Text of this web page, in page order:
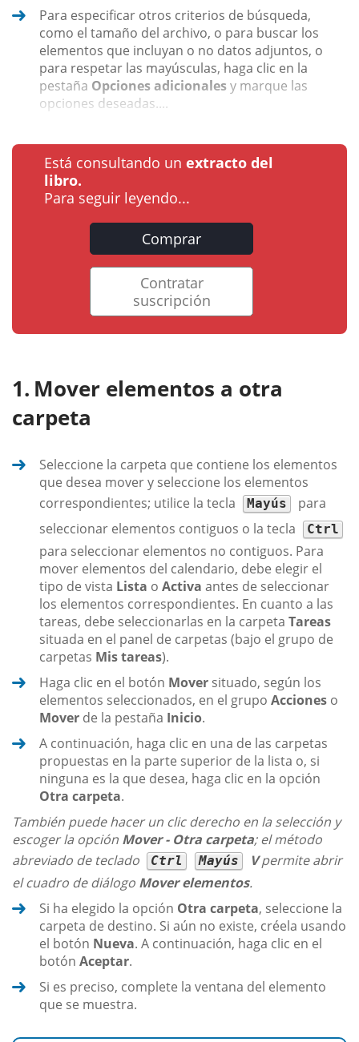
Para especificar otros criterios de búsqueda,
como el tamaño del archivo, o para buscar los
elementos que incluyan o no datos adjuntos, o
para respetar las mayúsculas, haga clic en la
pestaña Opciones adicionalesy marque las
opciones deseadas....
Está consultando un extracto del
libro.
Para seguir leyendo...
Comprar
Contratar
suscripción
Mover elementos a otra
carpeta
Seleccione la carpeta que contiene los elementos
que desea mover y seleccione los elementos
correspondientes; utilice la tecla
Mayús
para
seleccionar elementos contiguos o la tecla
Ctrl
para seleccionar elementos no contiguos. Para
mover elementos del calendario, debe elegir el
tipo de vista Lista o Activa antes de seleccionar
los elementos correspondientes. En cuanto a las
tareas, debe seleccionarlas en la carpeta Tareas
situada en el panel de carpetas (bajo el grupo de
carpetas Mis tareas).
Haga clic en el botón Mover situado, según los
elementos seleccionados, en el grupo Acciones o
Mover de la pestaña Inicio.
A continuación, haga clic en una de las carpetas
propuestas en la parte superior de la lista o, si
ninguna es la que desea, haga clic en la opción
Otra carpeta.
También puede hacer un clic derecho en la selección y
escoger la opción Mover - Otra carpeta; el método
abreviado de teclado
Ctrl Mayús Vpermite abrir
el cuadro de diálogo Mover elementos.
Si ha elegido la opción Otra carpeta, seleccione la
carpeta de destino. Si aún no existe, créela usando
el botón Nueva. A continuación, haga clic en el
botón Aceptar.
Si es preciso, complete la ventana del elemento
que se muestra.